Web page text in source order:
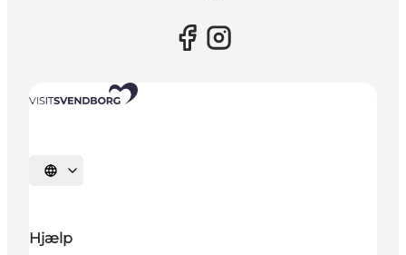
Vælg sprog
Hjælp